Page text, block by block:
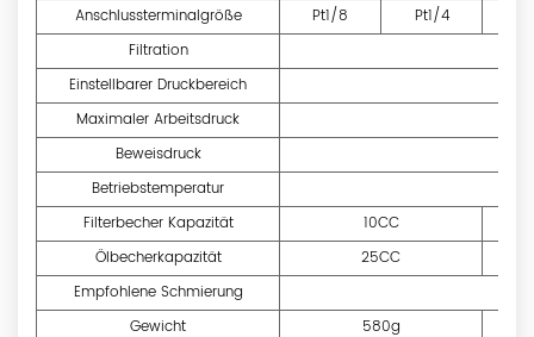
Anschlussterminalgröße
Pt1/8 Pt1/4
Filtration
Einstellbarer Druckbereich
Maximaler Arbeitsdruck
Beweisdruck
Betriebstemperatur
Filterbecher Kapazität
10CC
Ölbecherkapazität
25CC
Empfohlene Schmierung
Gewicht
580g